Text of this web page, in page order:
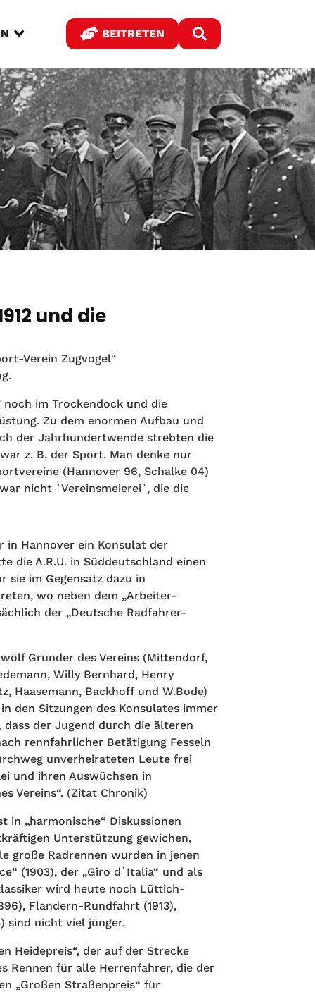
  BEITRETEN 
und die
Verein Zugvogel“
noch im Trockendock und die
Zu dem enormen Aufbau und
der Jahrhundertwende strebten die
z. B. der Sport. Man denke nur
(Hannover 96, Schalke 04)
nicht `Vereinsmeierei`, die die
in Hannover ein Konsulat der
die A.R.U. in Süddeutschland einen
sie im Gegensatz dazu in
wo neben dem „Arbeiter-
der „Deutsche Radfahrer-
Gründer des Vereins (Mittendorf,
Willy Bernhard, Henry
Haasemann, Backhoff und W.Bode)
den Sitzungen des Konsulates immer
der Jugend durch die älteren
rennfahrlicher Betätigung Fesseln
unverheirateten Leute frei
und ihren Auswüchsen in
Vereins“. (Zitat Chronik)
in „harmonische“ Diskussionen
Unterstützung gewichen,
große Radrennen wurden in jenen
(1903), der „Giro d`Italia“ und als
wird heute noch Lüttich-
Flandern-Rundfahrt (1913),
sind nicht viel jünger.
Heidepreis“, der auf der Strecke
Rennen für alle Herrenfahrer, die der
„Großen Straßenpreis“ für